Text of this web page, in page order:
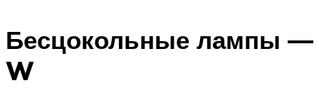
Бесцокольные лампы —
W